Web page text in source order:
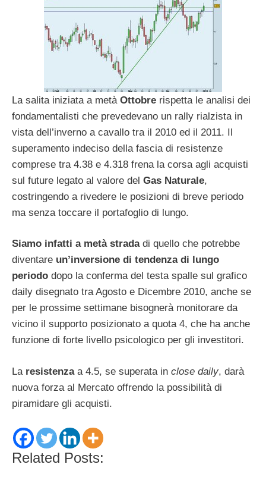
La salita iniziata a metà Ottobre rispetta le analisi dei
fondamentalisti che prevedevano un rally rialzista in
vista dell’inverno a cavallo tra il 2010 ed il 2011. Il
superamento indeciso della fascia di resistenze
comprese tra 4.38 e 4.318 frena la corsa agli acquisti
sul future legato al valore del Gas Naturale,
costringendo a rivedere le posizioni di breve periodo
ma senza toccare il portafoglio di lungo.
Siamo infatti a metà stradadi quello che potrebbe
diventare un’inversione di tendenza di lungo
periodo dopo la conferma del testa spalle sul grafico
daily disegnato tra Agosto e Dicembre 2010, anche se
per le prossime settimane bisognerà monitorare da
vicino il supporto posizionato a quota 4, che ha anche
funzione di forte livello psicologico per gli investitori.
La resistenza a 4.5, se superata in close daily, darà
nuova forza al Mercato offrendo la possibilità di
piramidare gli acquisti.
Related Posts: